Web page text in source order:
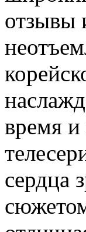
отзывы
время
сердца